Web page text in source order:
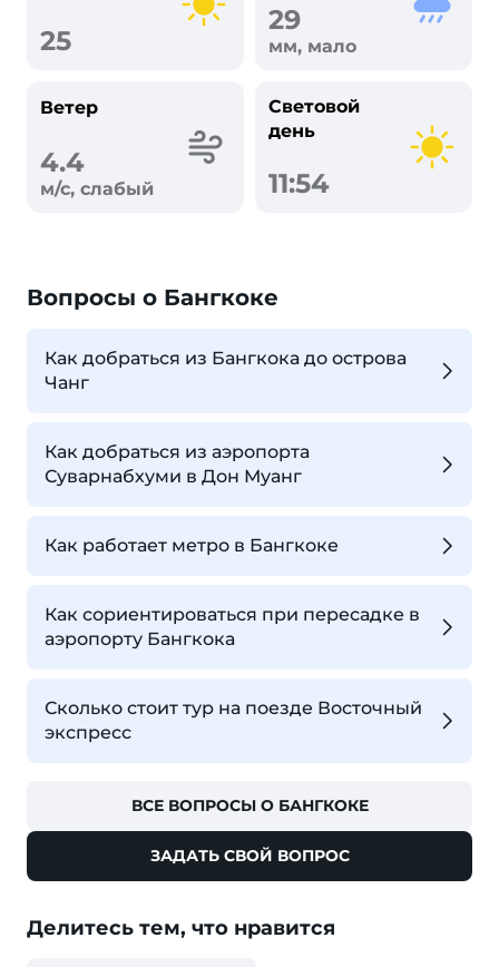
25
29
мм, мало
Ветер
4.4
м/с, слабый
Световой
день
11:54
Вопросы о Бангкоке
Как добраться из Бангкока до острова
Чанг
Как добраться из аэропорта
Суварнабхуми в Дон Муанг
Как работает метро в Бангкоке
Как сориентироваться при пересадке в
аэропорту Бангкока
Сколько стоит тур на поезде Восточный
экспресс
ВСЕ ВОПРОСЫ О БАНГКОКЕ
ЗАДАТЬ СВОЙ ВОПРОС
Делитесь тем, что нравится